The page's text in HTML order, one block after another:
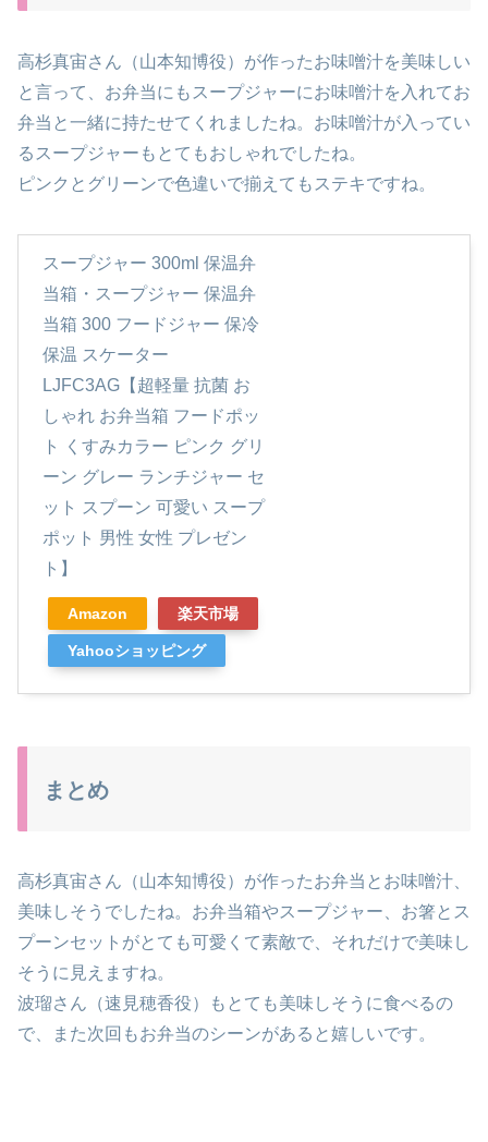
高杉真宙さん（山本知博役）が作ったお味噌汁を美味しい
と言って、お弁当にもスープジャーにお味噌汁を入れてお
弁当と一緒に持たせてくれましたね。お味噌汁が入ってい
るスープジャーもとてもおしゃれでしたね。
ピンクとグリーンで色違いで揃えてもステキですね。
スープジャー 300ml 保温弁
当箱・スープジャー 保温弁
当箱 300 フードジャー 保冷
保温 スケーター
LJFC3AG【超軽量 抗菌 お
しゃれ お弁当箱 フードポッ
ト くすみカラー ピンク グリ
ーン グレー ランチジャー セ
ット スプーン 可愛い スープ
ポット 男性 女性 プレゼン
ト】
Amazon 楽天市場
Yahooショッピング
まとめ
高杉真宙さん（山本知博役）が作ったお弁当とお味噌汁、
美味しそうでしたね。お弁当箱やスープジャー、お箸とス
プーンセットがとても可愛くて素敵で、それだけで美味し
そうに見えますね。
波瑠さん（速見穂香役）もとても美味しそうに食べるの
で、また次回もお弁当のシーンがあると嬉しいです。